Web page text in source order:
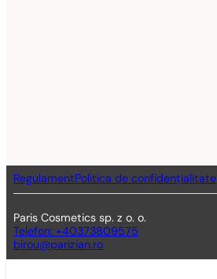
RegulamentPolitica de confidențialitate
Paris Cosmetics sp. z o. o.
Telefon: +40373809575
birou@parizian.ro